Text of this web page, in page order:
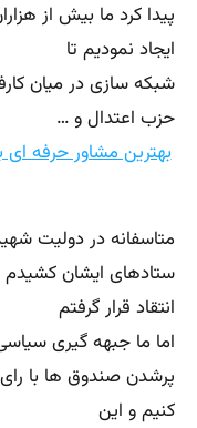
پیدا کرد ما بیش از
ایجاد نمودیم تا
شبکه سازی در میان
حزب اعتدال و …
بهترین مشاور حرفه ای
متاسفانه در دولیت
ستادهای ایشان
انتقاد قرار گرفتم
اما ما جبهه گیری
پرشدن صندوق ها با
کنیم و این